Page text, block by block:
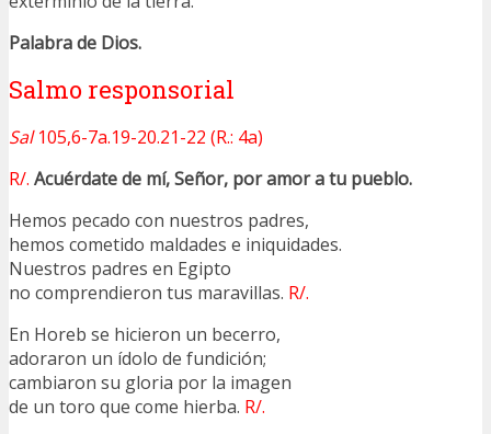
Palabra de Dios.
Salmo responsorial
Sal105,6-7a.19-20.21-22 (R.: 4a)
R/. Acuérdate de mí, Señor, por amor a tu pueblo.
Hemos pecado con nuestros padres,
hemos cometido maldades e iniquidades.
Nuestros padres en Egipto
no comprendieron tus maravillas. R/.
En Horeb se hicieron un becerro,
adoraron un ídolo de fundición;
cambiaron su gloria por la imagen
de un toro que come hierba. R/.